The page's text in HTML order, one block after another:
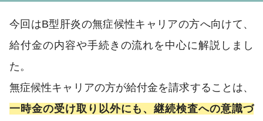
今回はB型肝炎の無症候性キャリアの方へ向けて、
給付金の内容や手続きの流れを中心に解説しまし
た。
無症候性キャリアの方が給付金を請求することは、
一時金の受け取り以外にも、継続検査への意識づ